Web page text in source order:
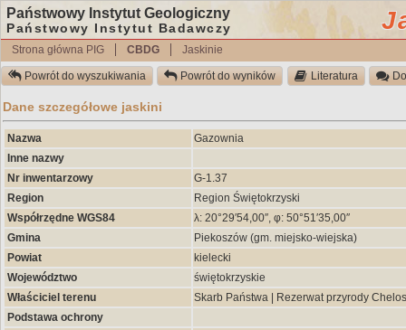
Państwowy Instytut Geologiczny
Państwowy Instytut Badawczy
Strona główna PIG CBDG Jaskinie
Powrót do wyszukiwania Powrót do wyników Literatura
Dane szczegółowe jaskini
Nazwa
Gazownia
Inne nazwy
Nr inwentarzowy
G-1.37
Region
Region Świętokrzyski
Współrzędne WGS84
λ: 20°29′54,00″, φ: 50°51′35,00″
Gmina
Piekoszów (gm. miejsko-wiejska)
Powiat
kielecki
Województwo
świętokrzyskie
Właściciel terenu
Skarb Państwa | Rezerwat przyrody
Podstawa ochrony